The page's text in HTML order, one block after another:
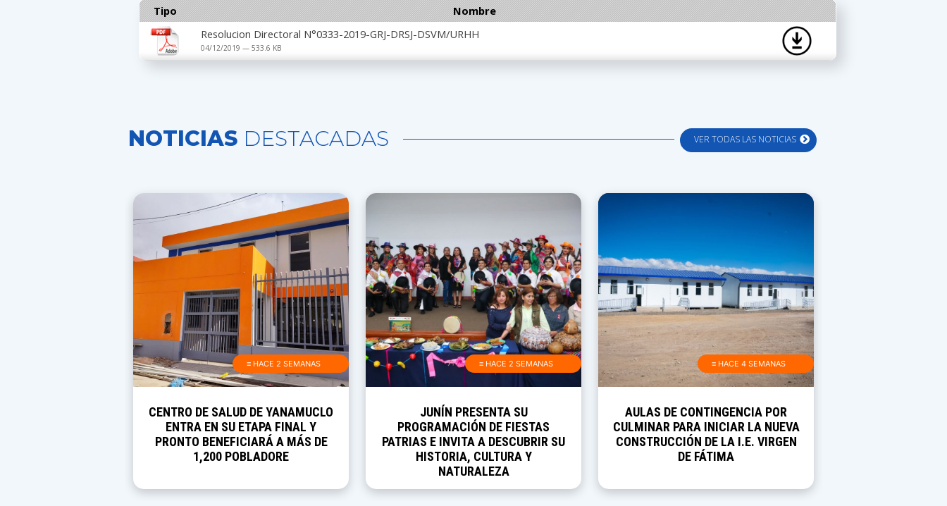
Tipo
Nombre
Resolucion Directoral N°0333-2019-GRJ-DRSJ-DSVM/URHH
04/12/2019 — 533.6 KB
VER TODAS LAS NOTICIAS
NOTICIAS DESTACADAS
≡ HACE 2 SEMANAS
CENTRO DE SALUD DE YANAMUCLO
ENTRA EN SU ETAPA FINAL Y
PRONTO BENEFICIARÁ A MÁS DE
1,200 POBLADORE
≡ HACE 2 SEMANAS
JUNÍN PRESENTA SU
PROGRAMACIÓN DE FIESTAS
PATRIAS E INVITA A DESCUBRIR SU
HISTORIA, CULTURA Y
NATURALEZA
≡ HACE 4 SEMANAS
AULAS DE CONTINGENCIA POR
CULMINAR PARA INICIAR LA NUEVA
CONSTRUCCIÓN DE LA I.E. VIRGEN
DE FÁTIMA